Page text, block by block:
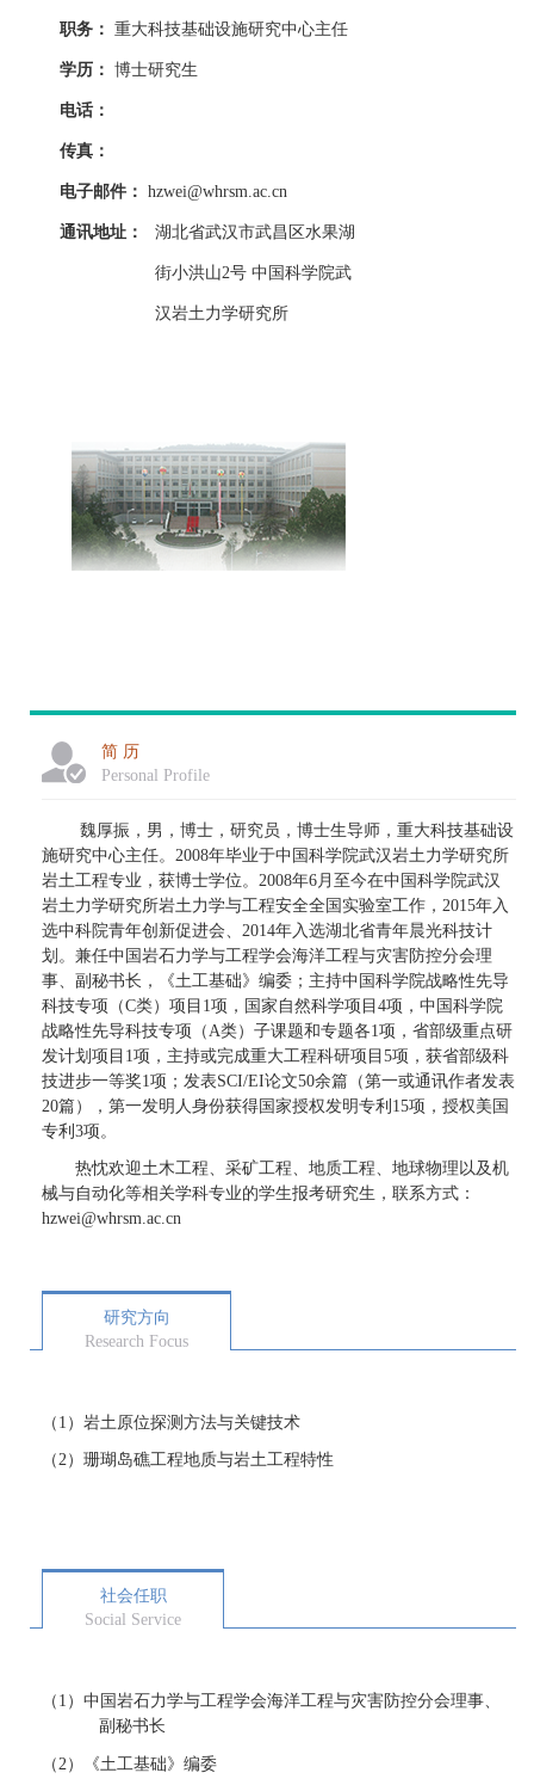
职务： 重大科技基础设施研究中心主任
学历： 博士研究生
电话：
传真：
电子邮件： hzwei@whrsm.ac.cn
通讯地址： 湖北省武汉市武昌区水果湖
街小洪山2号 中国科学院武
汉岩土力学研究所
简 历
Personal Profile
魏厚振，男，博士，研究员，博士生导师，重大科技基础设
施研究中心主任。2008年毕业于中国科学院武汉岩土力学研究所
岩土工程专业，获博士学位。2008年6月至今在中国科学院武汉
岩土力学研究所岩土力学与工程安全全国实验室工作，2015年入
选中科院青年创新促进会、2014年入选湖北省青年晨光科技计
划。兼任中国岩石力学与工程学会海洋工程与灾害防控分会理
事、副秘书长，《土工基础》编委；主持中国科学院战略性先导
科技专项（C类）项目1项，国家自然科学项目4项，中国科学院
战略性先导科技专项（A类）子课题和专题各1项，省部级重点研
发计划项目1项，主持或完成重大工程科研项目5项，获省部级科
技进步一等奖1项；发表SCI/EI论文50余篇（第一或通讯作者发表
20篇），第一发明人身份获得国家授权发明专利15项，授权美国
专利3项。
热忱欢迎土木工程、采矿工程、地质工程、地球物理以及机
械与自动化等相关学科专业的学生报考研究生，联系方式：
hzwei@whrsm.ac.cn
研究方向
Research Focus
（ 1 ）岩土原位探测方法与关键技术
（2）珊瑚岛礁工程地质与岩土工程特性
社会任职
Social Service
（1） 中国岩石力学与工程学会海洋工程与灾害防控分会理事、
副秘书长
（2） 《土工基础》编委